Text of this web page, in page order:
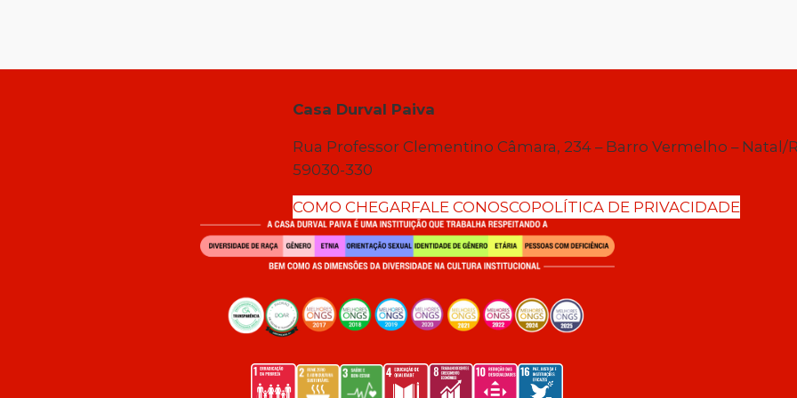
Casa Durval Paiva
Rua Professor Clementino Câmara, 234 – Barro Vermelho – Natal/
59030-330
COMO CHEGARFALE CONOSCOPOLÍTICA DE PRIVACIDADE